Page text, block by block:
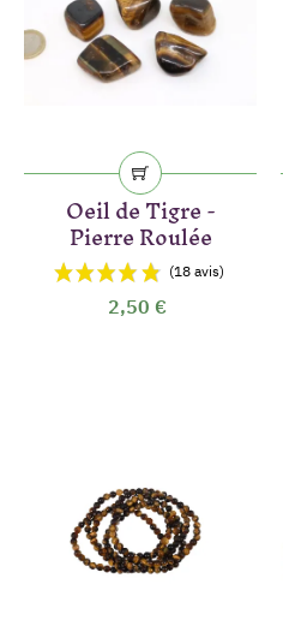
Oeil de Tigre -
Pierre Roulée
2,50 €